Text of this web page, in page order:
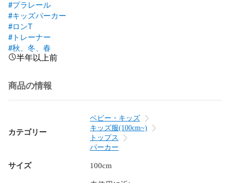
#プラレール
#キッズパーカー
#ロンT
#トレーナー
#秋、冬、春
半年以上前
商品の情報
カテゴリー
ベビー・キッズ
キッズ服(100cm~)
トップス
パーカー
サイズ 100cm